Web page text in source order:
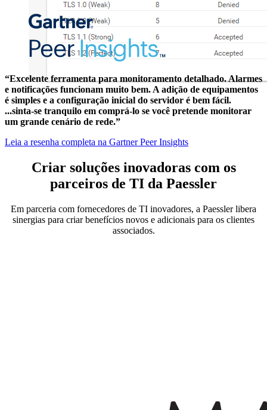
“Excelente ferramenta para monitoramento detalhado. Alarmes
e notificações funcionam muito bem. A adição de equipamentos
é simples e a configuração inicial do servidor é bem fácil.
...sinta-se tranquilo em comprá-lo se você pretende monitorar
um grande cenário de rede.”
Leia a resenha completa na Gartner Peer Insights
Criar soluções inovadoras com os
parceiros de TI da Paessler
Em parceria com fornecedores de TI inovadores, a Paessler libera
sinergias para criar benefícios novos e adicionais para os clientes
associados.